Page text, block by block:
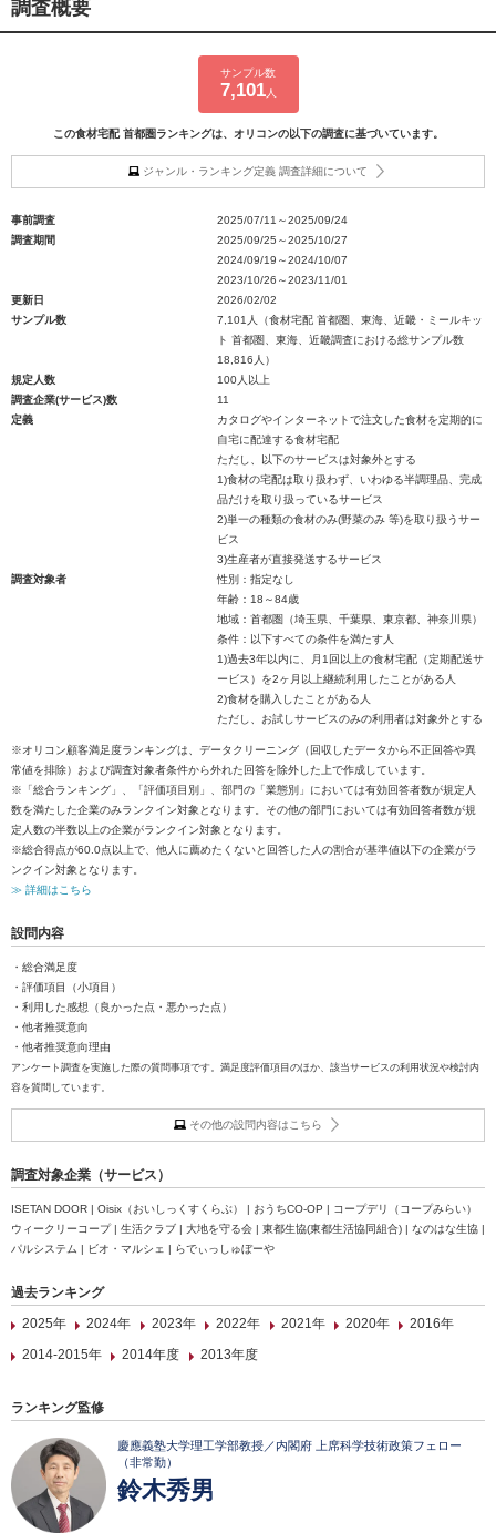
調査概要
サンプル数
7,101人
この食材宅配 首都圏ランキングは、オリコンの以下の調査に基づいています。
ジャンル・ランキング定義 調査詳細について
事前調査
2025/07/11～2025/09/24
調査期間
2025/09/25～2025/10/27
2024/09/19～2024/10/07
2023/10/26～2023/11/01
更新日
2026/02/02
サンプル数
7,101人（食材宅配 首都圏、東海、近畿・ミールキッ
ト 首都圏、東海、近畿調査における総サンプル数
18,816人）
規定人数
100人以上
調査企業(サービス)数
11
定義
カタログやインターネットで注文した食材を定期的に
自宅に配達する食材宅配
ただし、以下のサービスは対象外とする
1)食材の宅配は取り扱わず、いわゆる半調理品、完成
品だけを取り扱っているサービス
2)単一の種類の食材のみ(野菜のみ 等)を取り扱うサー
ビス
3)生産者が直接発送するサービス
調査対象者
性別：指定なし
年齢：18～84歳
地域：首都圏（埼玉県、千葉県、東京都、神奈川県）
条件：以下すべての条件を満たす人
1)過去3年以内に、月1回以上の食材宅配（定期配送サ
ービス）を2ヶ月以上継続利用したことがある人
2)食材を購入したことがある人
ただし、お試しサービスのみの利用者は対象外とする
※オリコン顧客満足度ランキングは、データクリーニング（回収したデータから不正回答や異
常値を排除）および調査対象者条件から外れた回答を除外した上で作成しています。
※「総合ランキング」、「評価項目別」、部門の「業態別」においては有効回答者数が規定人
数を満たした企業のみランクイン対象となります。その他の部門においては有効回答者数が規
定人数の半数以上の企業がランクイン対象となります。
※総合得点が60.0点以上で、他人に薦めたくないと回答した人の割合が基準値以下の企業がラ
ンクイン対象となります。
≫ 詳細はこちら
設問内容
・総合満足度
・評価項目（小項目）
・利用した感想（良かった点・悪かった点）
・他者推奨意向
・他者推奨意向理由
アンケート調査を実施した際の質問事項です。満足度評価項目のほか、該当サービスの利用状況や検討内
容を質問しています。
その他の設問内容はこちら
調査対象企業（サービス）
ISETAN DOOR | Oisix（おいしっくすくらぶ） | おうちCO-OP | コープデリ（コープみらい）
ウィークリーコープ | 生活クラブ | 大地を守る会 | 東都生協(東都生活協同組合) | なのはな生協 |
パルシステム | ビオ・マルシェ | らでぃっしゅぼーや
過去ランキング
2025年
2024年 2023年 2022年 2021年 2020年
2016年
2014-2015年
2014年度 2013年度
ランキング監修
慶應義塾大学理工学部教授／内閣府 上席科学技術政策フェロー
（非常勤）
鈴木秀男